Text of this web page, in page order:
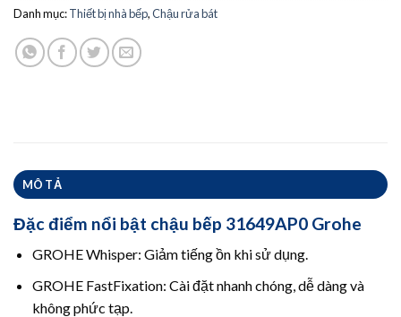
Danh mục:Thiết bị nhà bếp,Chậu rửa bát
MÔ TẢ
Đặc điểm nổi bật chậu bếp 31649AP0 Grohe
GROHE Whisper: Giảm tiếng ồn khi sử dụng.
GROHE FastFixation: Cài đặt nhanh chóng, dễ dàng và
không phức tạp.